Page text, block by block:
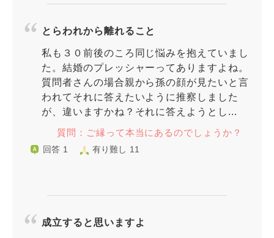
とらわれから離れること
私も３０前後のころ同じ悩みを抱えていまし
た。結婚のプレッシャーってありますよね。
質問者さんの場合親から孫の顔が見たいと言
われてそれに答えたいように推察しました
が、違いますかね？それに答えようとし...
質問：ご縁って本当にあるのでしょうか？
回答 1 有り難し 11
成立すると思いますよ